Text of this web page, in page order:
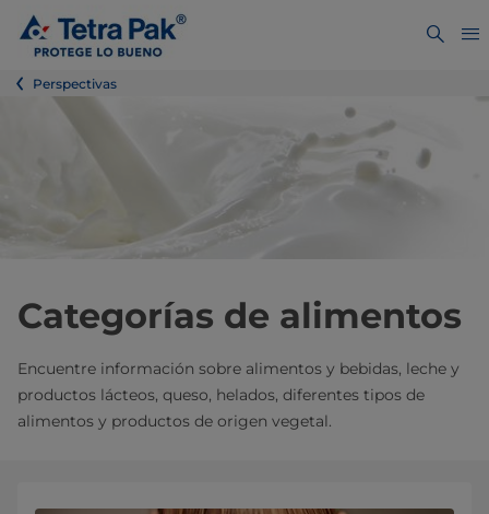
Perspectivas
Categorías de alimentos
Encuentre información sobre alimentos y bebidas, leche y
productos lácteos, queso, helados, diferentes tipos de
alimentos y productos de origen vegetal.